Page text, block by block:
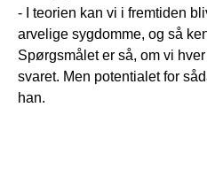
- I teorien kan vi i fremtiden
arvelige sygdomme, og så
Spørgsmålet er så, om vi
svaret. Men potentialet for
han.